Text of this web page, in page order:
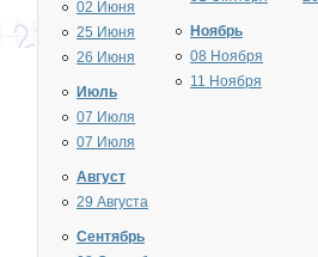
02 Июня
25 Июня
26 Июня
Июль
07 Июля
07 Июля
Август
29 Августа
Сентябрь
Ноябрь
08 Ноября
11 Ноября